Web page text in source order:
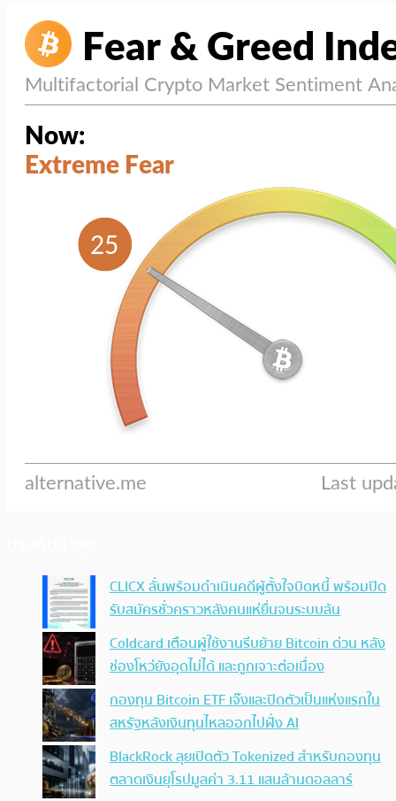
CLICX ลั่นพร้อมดำเนินคดีผู้ตั้งใจบิดหนี้ พร้อมปิด
รับสมัครชั่วคราวหลังคนแห่ยื่นจนระบบล้น
Coldcard เตือนผู้ใช้งานรีบย้าย Bitcoin ด่วน หลัง
ช่องโหว่ยังอุดไม่ได้ และถูกเจาะต่อเนื่อง
กองทุน Bitcoin ETF เจ๊งและปิดตัวเป็นแห่งแรกใน
สหรัฐหลังเงินทุนไหลออกไปฝั่ง AI
BlackRock ลุยเปิดตัว Tokenized สำหรับกองทุน
ตลาดเงินยุโรปมูลค่า 3.11 แสนล้านดอลลาร์